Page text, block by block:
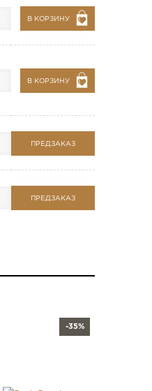
В КОРЗИНУ
В КОРЗИНУ
ПРЕДЗАКАЗ
ПРЕДЗАКАЗ
-35%